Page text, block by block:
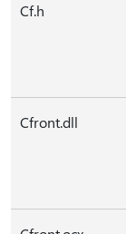
Cf.h
Cfront.dll